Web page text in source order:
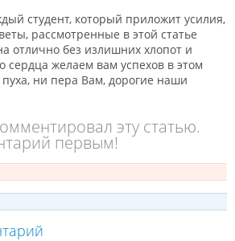
студент, который приложит усилия,
рассмотренные в этой статье
отлично без излишних хлопот и
сердца желаем вам успехов в этом
ни пера Вам, дорогие наши
эту статью.
первым!